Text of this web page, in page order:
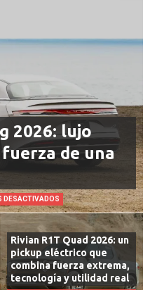
2026: lujo
de una
DESACTIVADOS
Rivian R1T Quad 2026: un
pickup eléctrico que
combina fuerza extrema,
tecnología y utilidad real